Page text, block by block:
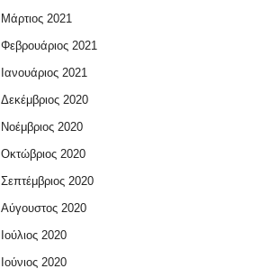
Μάρτιος 2021
Φεβρουάριος 2021
Ιανουάριος 2021
Δεκέμβριος 2020
Νοέμβριος 2020
Οκτώβριος 2020
Σεπτέμβριος 2020
Αύγουστος 2020
Ιούλιος 2020
Ιούνιος 2020